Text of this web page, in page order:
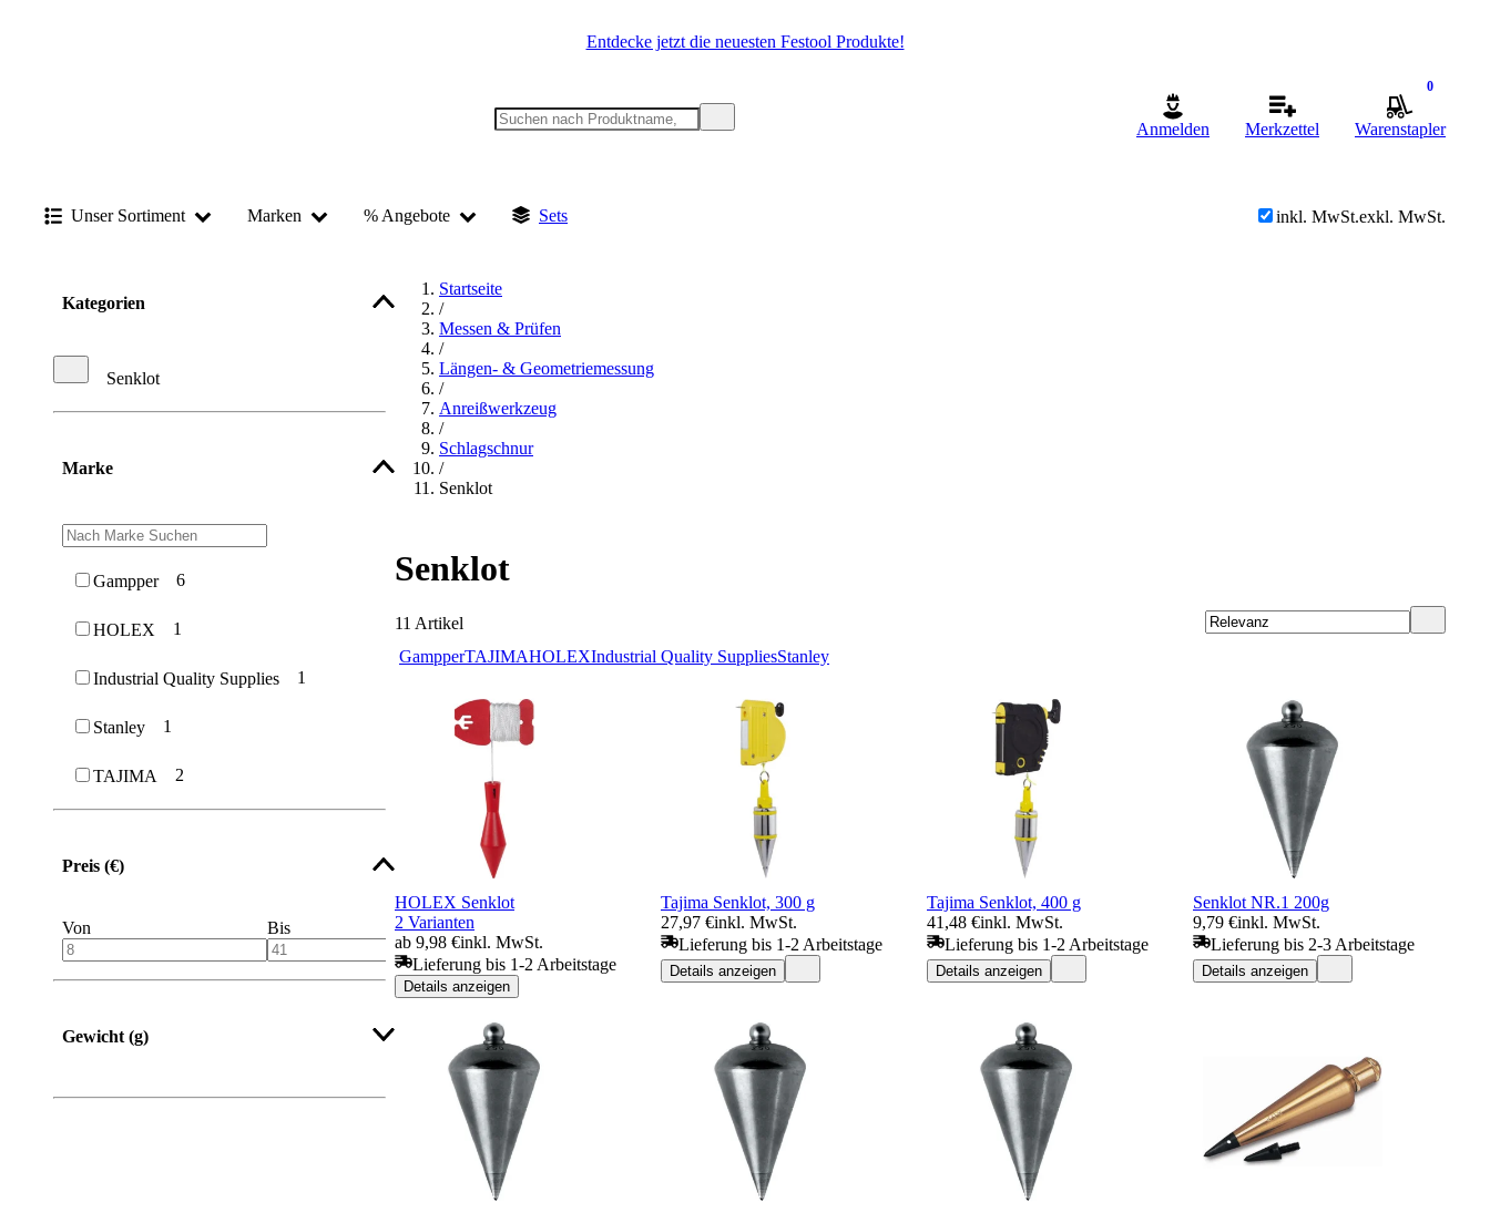
Entdecke jetzt die neuesten Festool Produkte!
Anmelden Merkzettel
0
Warenstapler
Unser Sortiment Marken % Angebote Sets inkl. MwSt.exkl. MwSt.
Kategorien
Senklot
Marke
Gampper 6
HOLEX 1
Industrial Quality Supplies 1
Stanley 1
TAJIMA 2
Preis (€)
Von Bis
Gewicht (g)
Startseite
/
Messen & Prüfen
/
Längen- & Geometriemessung
/
Anreißwerkzeug
/
Schlagschnur
/
Senklot
Senklot
11 Artikel
GampperTAJIMAHOLEXIndustrial Quality SuppliesStanley
HOLEX Senklot
2 Varianten
ab 9,98 €inkl. MwSt.
Lieferung bis 1-2 Arbeitstage
Details anzeigen
Tajima Senklot, 300 g
27,97 €inkl. MwSt.
Lieferung bis 1-2 Arbeitstage
Details anzeigen
Tajima Senklot, 400 g
41,48 €inkl. MwSt.
Lieferung bis 1-2 Arbeitstage
Details anzeigen
Senklot NR.1 200g
9,79 €inkl. MwSt.
Lieferung bis 2-3 Arbeitstage
Details anzeigen